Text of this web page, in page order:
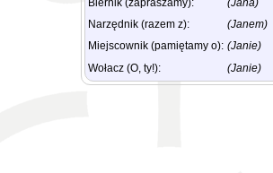
Biernik (zapraszamy):
(Jana)
Narzędnik (razem z):
(Janem)
Miejscownik (pamiętamy o): (Janie)
Wołacz (O, ty!):
(Janie)